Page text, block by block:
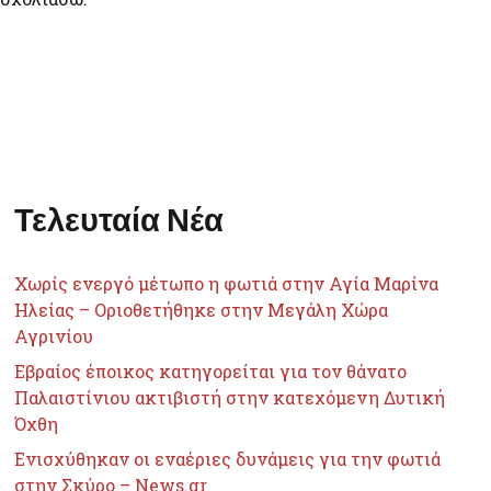
Τελευταία Νέα
Χωρίς ενεργό μέτωπο η φωτιά στην Αγία Μαρίνα
Ηλείας – Οριοθετήθηκε στην Μεγάλη Χώρα
Αγρινίου
Εβραίος έποικος κατηγορείται για τον θάνατο
Παλαιστίνιου ακτιβιστή στην κατεχόμενη Δυτική
Όχθη
Ενισχύθηκαν οι εναέριες δυνάμεις για την φωτιά
στην Σκύρο – News.gr